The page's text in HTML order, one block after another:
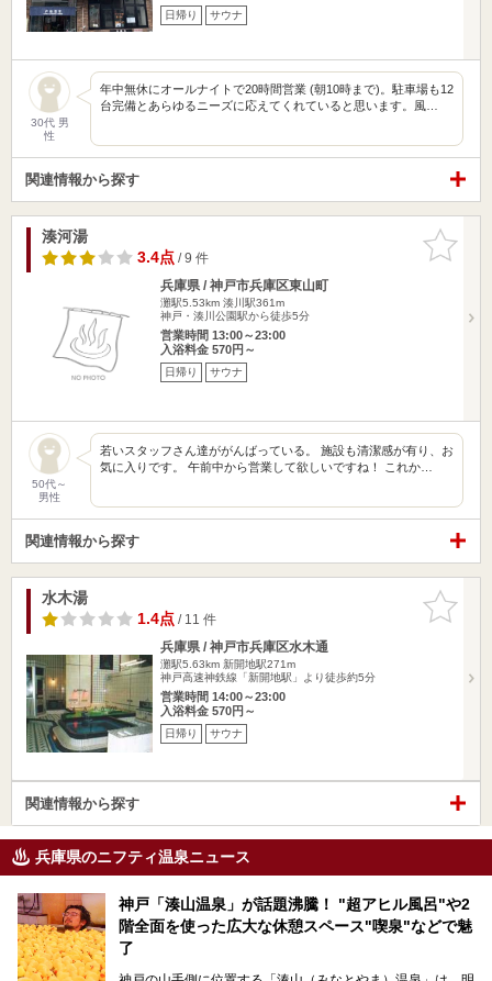
日帰り サウナ
30代 男
性
年中無休にオールナイトで20時間営業 (朝10時まで)。駐車場も12
台完備とあらゆるニーズに応えてくれていると思います。風…
関連情報から探す
お気に入
りに追加
湊河湯
3.4点/ 9 件
兵庫県 / 神戸市兵庫区東山町
灘駅5.53km 湊川駅361m
神戸・湊川公園駅から徒歩5分
営業時間 13:00～23:00
入浴料金 570円～
日帰り サウナ
50代～
男性
若いスタッフさん達ががんばっている。 施設も清潔感が有り、お
気に入りです。 午前中から営業して欲しいですね！ これか…
関連情報から探す
お気に入
りに追加
水木湯
1.4点/ 11 件
兵庫県 / 神戸市兵庫区水木通
灘駅5.63km 新開地駅271m
神戸高速神鉄線「新開地駅」より徒歩約5分
営業時間 14:00～23:00
入浴料金 570円～
日帰り サウナ
関連情報から探す
兵庫県のニフティ温泉ニュース
神戸「湊山温泉」が話題沸騰！ "超アヒル風呂"や2
階全面を使った広大な休憩スペース"喫泉"などで魅
了